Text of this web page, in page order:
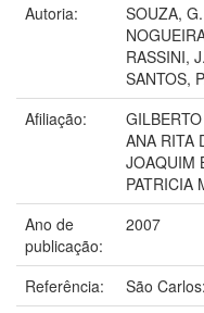
Autoria:
SOUZA,
RASSINI,
SANTOS,
Afiliação:
ANA RITA
JOAQUIM
PATRICIA
Ano de
publicação:
2007
Referência:
São